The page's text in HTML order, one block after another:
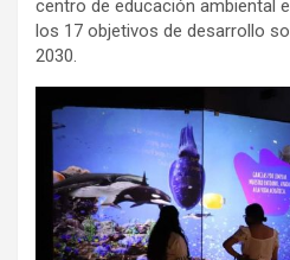
centro de educación ambiental
los 17 objetivos de desarrollo
2030.